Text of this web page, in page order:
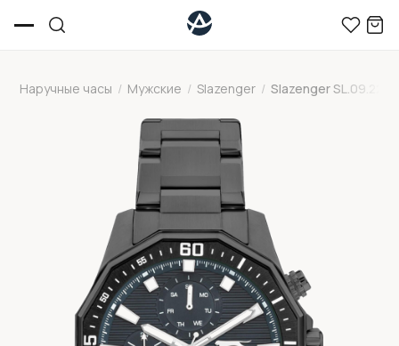
Наручные часы / Мужские / Slazenger / Slazenger